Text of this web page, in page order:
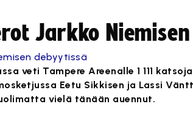
Jarkko
veti Tampere Areenalle 1 111
Eetu Sikkisen ja Lassi
vielä tänään auennut.